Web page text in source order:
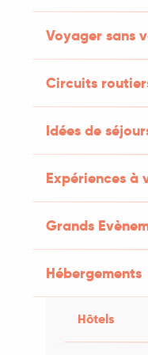
Voyager sans
Circuits
Idées de
Expériences à
Grands
Hébergements
Hôtels
sur votre
PHOTOTHÈQUE -